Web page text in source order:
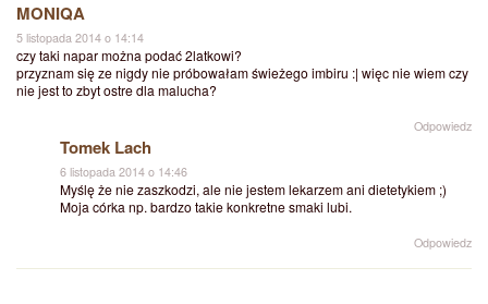
MONIQA
5 listopada 2014 o 14:14
czy taki napar można podać 2latkowi?
przyznam się ze nigdy nie próbowałam świeżego imbiru :| więc nie wiem czy
nie jest to zbyt ostre dla malucha?
Odpowiedz
Tomek Lach
6 listopada 2014 o 14:46
Myślę że nie zaszkodzi, ale nie jestem lekarzem ani dietetykiem ;)
Moja córka np. bardzo takie konkretne smaki lubi.
Odpowiedz